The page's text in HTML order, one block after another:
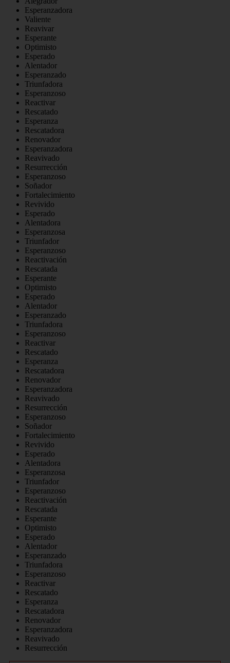
Esperanzadora
Valiente
Reavivar
Esperante
Optimisto
Esperado
Alentador
Esperanzado
Triunfadora
Esperanzoso
Reactivar
Rescatado
Esperanza
Rescatadora
Renovador
Esperanzadora
Reavivado
Resurrección
Esperanzoso
Soñador
Fortalecimiento
Revivido
Esperado
Alentadora
Esperanzosa
Triunfador
Esperanzoso
Reactivación
Rescatada
Esperante
Optimisto
Esperado
Alentador
Esperanzado
Triunfadora
Esperanzoso
Reactivar
Rescatado
Esperanza
Rescatadora
Renovador
Esperanzadora
Reavivado
Resurrección
Esperanzoso
Soñador
Fortalecimiento
Revivido
Esperado
Alentadora
Esperanzosa
Triunfador
Esperanzoso
Reactivación
Rescatada
Esperante
Optimisto
Esperado
Alentador
Esperanzado
Triunfadora
Esperanzoso
Reactivar
Rescatado
Esperanza
Rescatadora
Renovador
Esperanzadora
Reavivado
Resurrección